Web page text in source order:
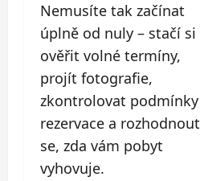
Nemusíte tak začínat
úplně od nuly – stačí si
ověřit volné termíny,
projít fotografie,
zkontrolovat podmínky
rezervace a rozhodnout
se, zda vám pobyt
vyhovuje.